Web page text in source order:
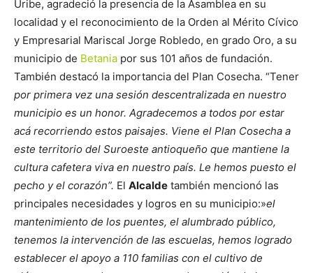
Uribe, agradeció la presencia de la Asamblea en su
localidad y el reconocimiento de la Orden al Mérito Cívico
y Empresarial Mariscal Jorge Robledo, en grado Oro, a su
municipio de Betania por sus 101 años de fundación.
También destacó la importancia del Plan Cosecha. “Tener
por primera vez una sesión descentralizada en nuestro
municipio es un honor. Agradecemos a todos por estar
acá recorriendo estos paisajes. Viene el Plan Cosecha a
este territorio del Suroeste antioqueño que mantiene la
cultura cafetera viva en nuestro país. Le hemos puesto el
pecho y el corazón”. El Alcalde también mencionó las
principales necesidades y logros en su municipio:»el
mantenimiento de los puentes, el alumbrado público,
tenemos la intervención de las escuelas, hemos logrado
establecer el apoyo a 110 familias con el cultivo de